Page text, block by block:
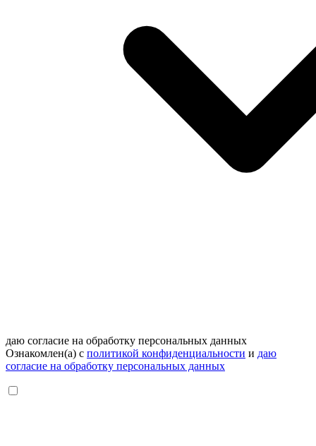
даю согласие на обработку персональных данных
Ознакомлен(а) с политикой конфиденциальности и даю
согласие на обработку персональных данных